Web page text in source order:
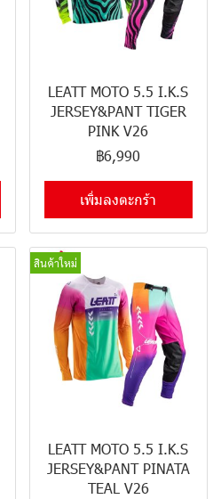
LEATT MOTO 5.5 I.K.S
JERSEY&PANT TIGER
PINK V26
฿6,990
เพิ่มลงตะกร้า
สินค้าใหม่
LEATT MOTO 5.5 I.K.S
JERSEY&PANT PINATA
TEAL V26